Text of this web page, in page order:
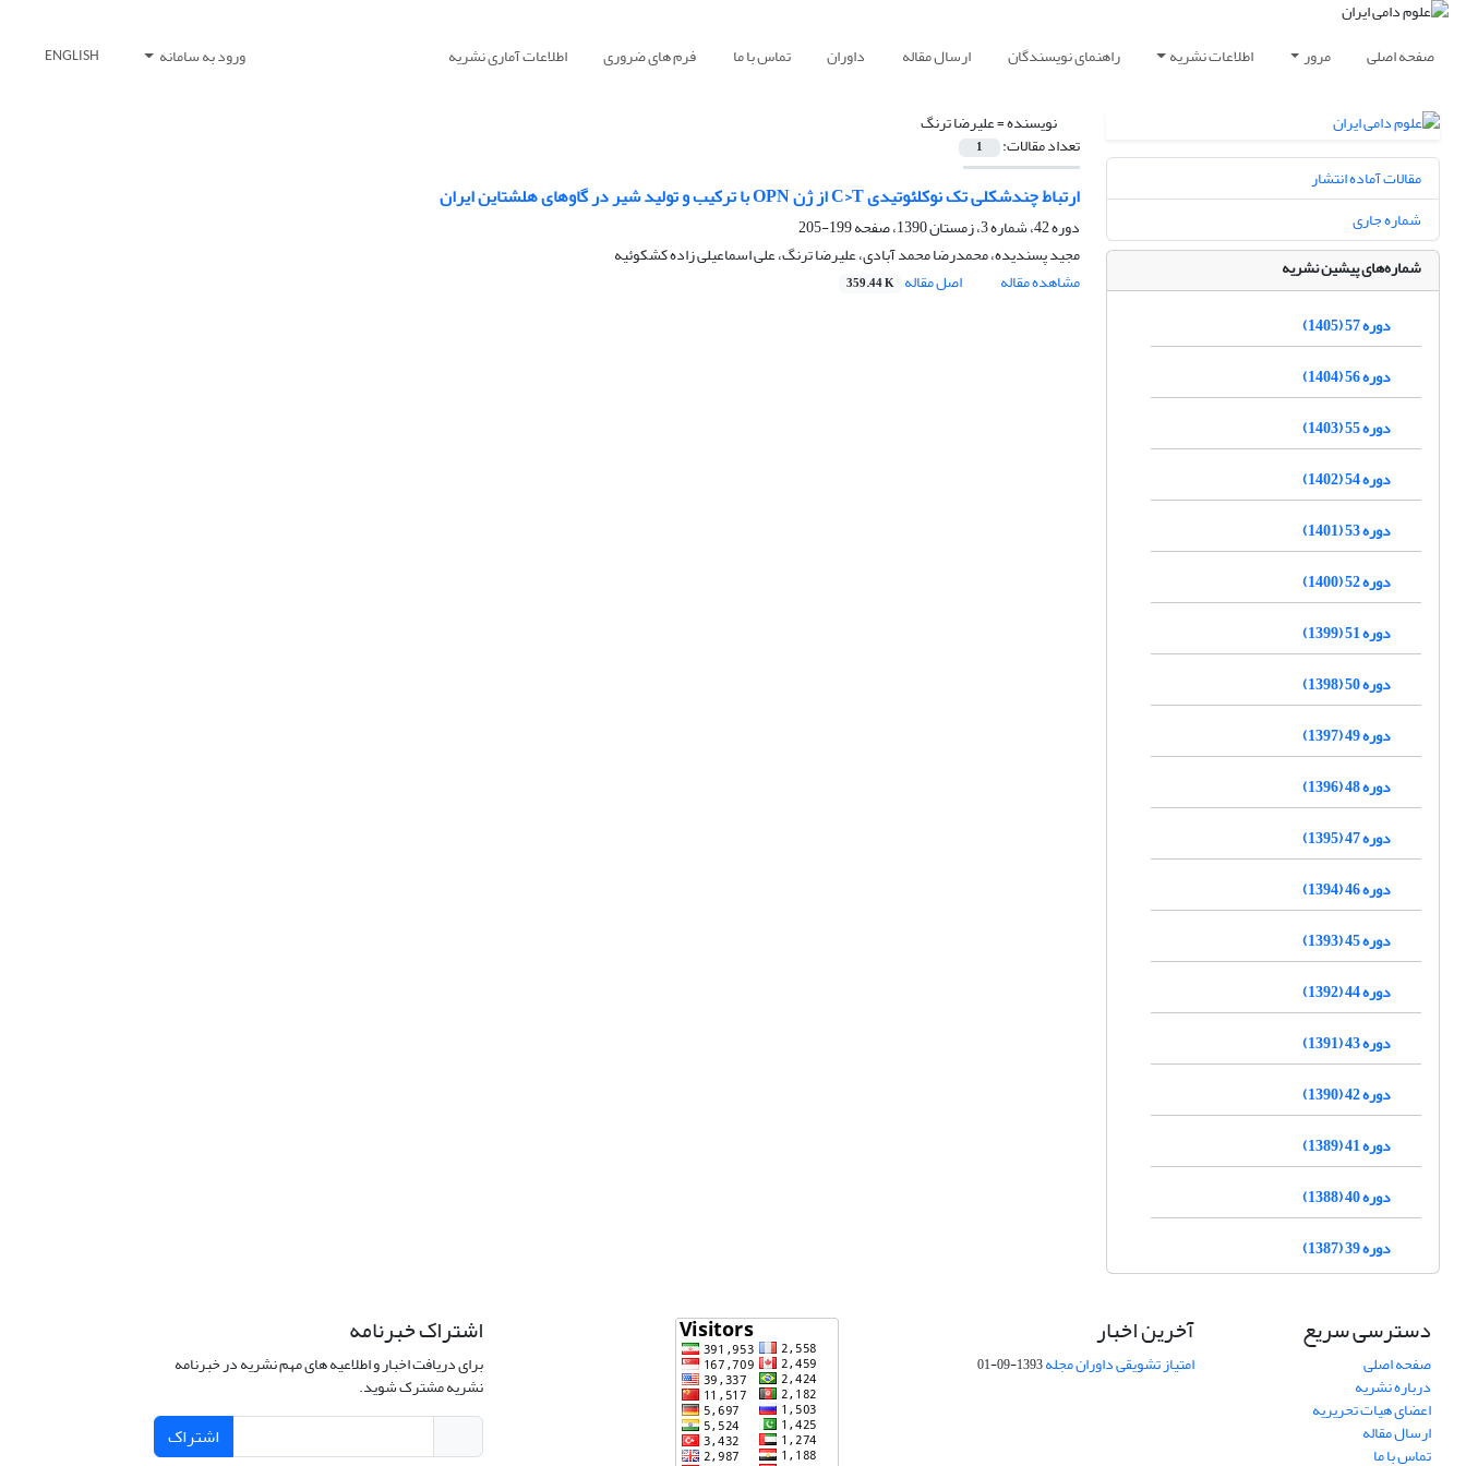
صفحه اصلی مرور اطلاعات نشریه راهنمای نویسندگان ارسال مقاله داوران تماس با ما فرم های ضروری اطلاعات آماری نشریه ورود به سامانه ENGLISH
نویسنده =علیرضا ترنگ
تعداد مقالات: 1
ارتباط چندشکلی تک نوکلئوتیدی C>T از ژن OPN با ترکیب و تولید شیر در گاوهای هلشتاین ایران
دوره 42، شماره 3، زمستان 1390، صفحه
199-205
مجید پسندیده، محمدرضا محمد آبادی، علیرضا ترنگ، علی اسماعیلی زاده کشکوئیه
مشاهده مقاله
اصل مقاله 359.44 K
مقالات آماده انتشار
شماره جاری
شماره‌های پیشین نشریه
دوره 57 (1405)
دوره 56 (1404)
دوره 55 (1403)
دوره 54 (1402)
دوره 53 (1401)
دوره 52 (1400)
دوره 51 (1399)
دوره 50 (1398)
دوره 49 (1397)
دوره 48 (1396)
دوره 47 (1395)
دوره 46 (1394)
دوره 45 (1393)
دوره 44 (1392)
دوره 43 (1391)
دوره 42 (1390)
دوره 41 (1389)
دوره 40 (1388)
دوره 39 (1387)
دسترسی سریع
صفحه اصلی
درباره نشریه
اعضای هیات تحریریه
ارسال مقاله
تماس با ما
آخرین اخبار
امتیاز تشویقی داوران مجله1393-09-01
اشتراک خبرنامه
برای دریافت اخبار و اطلاعیه های مهم نشریه در خبرنامه
نشریه مشترک شوید.
اشتراک